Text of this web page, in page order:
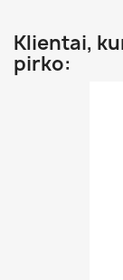
Klientai,
pirko: